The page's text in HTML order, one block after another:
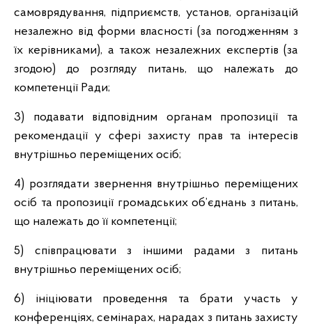
самоврядування, підприємств, установ, організацій
незалежно від форми власності (за погодженням з
їх керівниками), а також незалежних експертів (за
згодою) до розгляду питань, що належать до
компетенції Ради;
3) подавати відповідним органам пропозиції та
рекомендації у сфері захисту прав та інтересів
внутрішньо переміщених осіб;
4) розглядати звернення внутрішньо переміщених
осіб та пропозиції громадських об’єднань з питань,
що належать до її компетенції;
5) співпрацювати з іншими радами з питань
внутрішньо переміщених осіб;
6) ініціювати проведення та брати участь у
конференціях, семінарах, нарадах з питань захисту